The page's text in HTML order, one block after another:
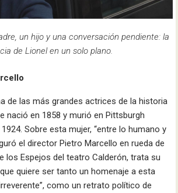
un hijo y una conversación pendiente: la
de Lionel en un solo plano.
de las más grandes actrices de la historia
nació en 1858 y murió en Pittsburgh
Sobre esta mujer, “entre lo humano y
el director Pietro Marcello en rueda de
los Espejos del teatro Calderón, trata su
quiere ser tanto un homenaje a esta
como un retrato político de